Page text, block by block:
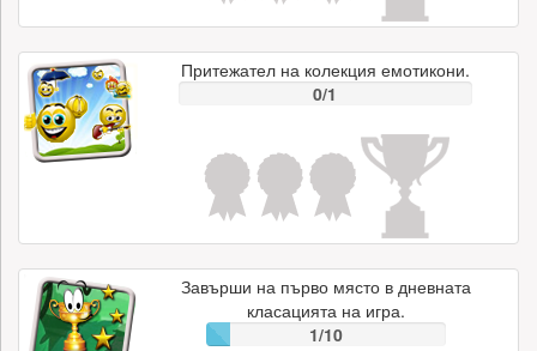
Притежател на колекция емотикони.
0/1
Завърши на първо място в дневната
класацията на игра.
1/10